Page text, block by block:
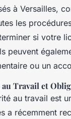
à Versailles,
les
si votre
peuvent
ou un
au Travail et
au travail est
a récemment